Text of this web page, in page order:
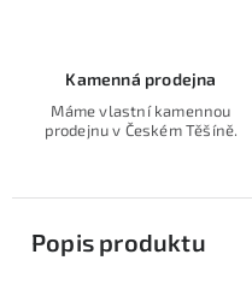
Kamenná prodejna
Máme vlastní kamennou
prodejnu v Českém Těšíně.
Popis produktu